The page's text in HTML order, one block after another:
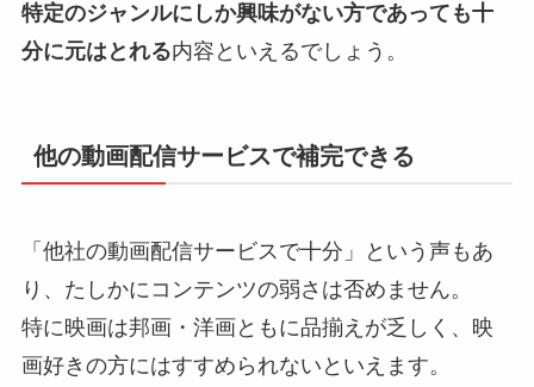
特定のジャンルにしか興味がない方であっても十
分に元はとれる内容といえるでしょう。
他の動画配信サービスで補完できる
「他社の動画配信サービスで十分」という声もあ
り、たしかにコンテンツの弱さは否めません。
特に映画は邦画・洋画ともに品揃えが乏しく、映
画好きの方にはすすめられないといえます。